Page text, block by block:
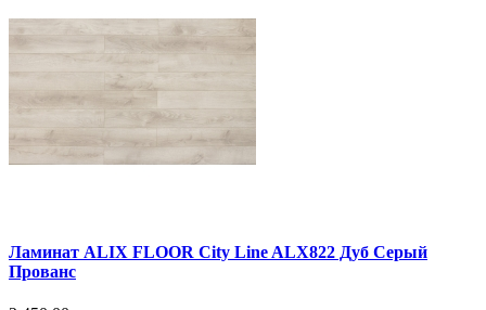
Ламинат ALIX FLOOR City Line ALX822 Дуб Серый
Прованс